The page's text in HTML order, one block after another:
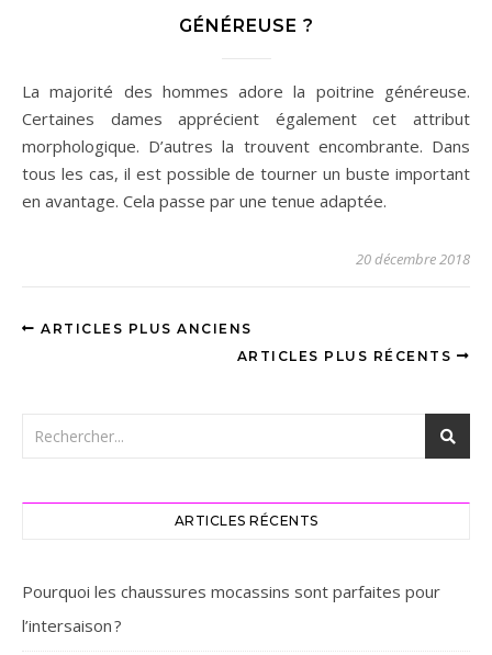
GÉNÉREUSE ?
La majorité des hommes adore la poitrine généreuse.
Certaines dames apprécient également cet attribut
morphologique. D’autres la trouvent encombrante. Dans
tous les cas, il est possible de tourner un buste important
en avantage. Cela passe par une tenue adaptée.
20 décembre 2018
ARTICLES PLUS ANCIENS
ARTICLES PLUS RÉCENTS
ARTICLES RÉCENTS
Pourquoi les chaussures mocassins sont parfaites pour
l’intersaison ? ‎